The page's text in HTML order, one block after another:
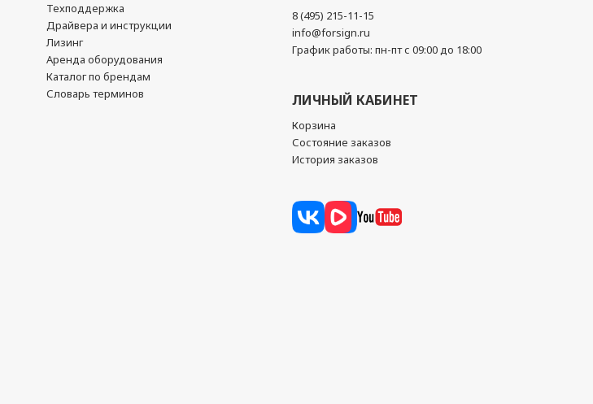
Техподдержка
Драйвера и инструкции
Лизинг
Аренда оборудования
Каталог по брендам
Словарь терминов
8 (495) 215-11-15
info@forsign.ru
График работы: пн-пт с 09:00 до 18:00
ЛИЧНЫЙ КАБИНЕТ
Корзина
Состояние заказов
История заказов